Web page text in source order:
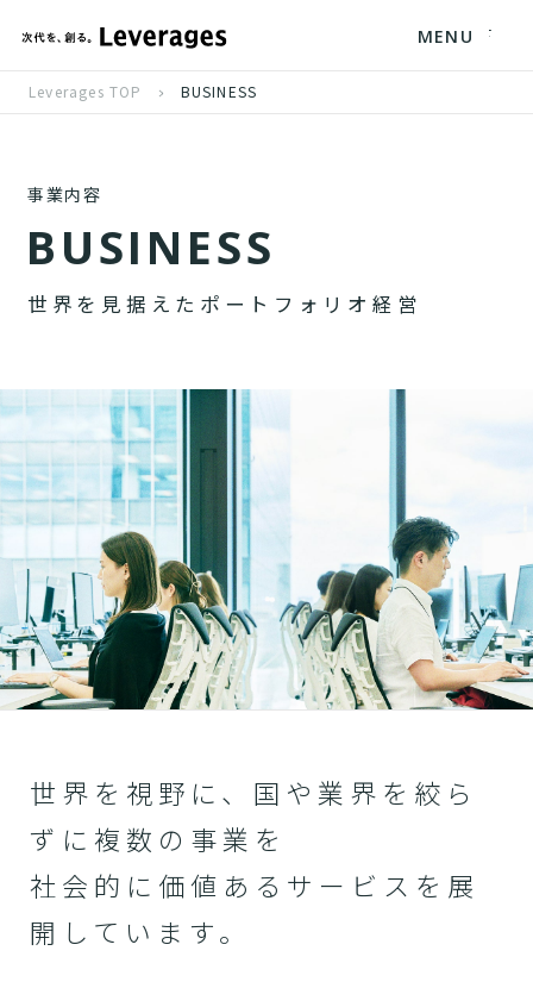
MENU
Leverages TOP BUSINESS
事業内容
BUSINESS
世 界 を 見 据 え た ポ ー ト フ ォ リ オ 経 営
世界を視野に、国や業界を絞ら
ずに複数の事業を
社会的に価値あるサービスを展
開しています。